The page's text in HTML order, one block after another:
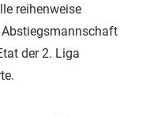
reihenweise
Abstiegsmannschaft
der 2. Liga